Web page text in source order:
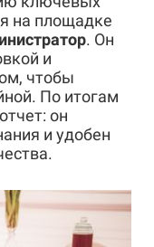
на площадке
. Он
и
чтобы
По итогам
он
и удобен